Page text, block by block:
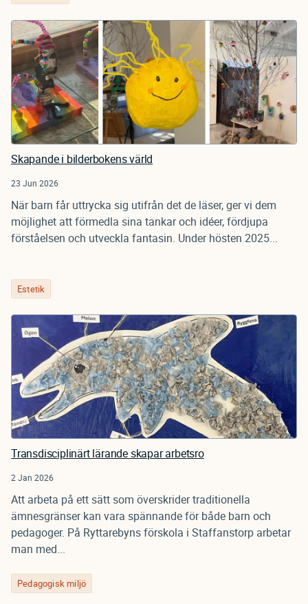
Skapande i bilderbokens värld
23 Jun 2026
När barn får uttrycka sig utifrån det de läser, ger vi dem
möjlighet att förmedla sina tankar och idéer, fördjupa
förståelsen och utveckla fantasin. Under hösten 2025...
Estetik
Transdisciplinärt lärande skapar arbetsro
2 Jan 2026
Att arbeta på ett sätt som överskrider traditionella
ämnesgränser kan vara spännande för både barn och
pedagoger. På Ryttarebyns förskola i Staffanstorp arbetar
man med...
Pedagogisk miljö